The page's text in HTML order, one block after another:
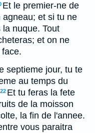
Et le premier-ne de
agneau; et si tu ne
la nuque. Tout
et on ne
septieme jour, tu te
au temps du
22 Et tu feras la fete
de la moisson
la fin de l'annee.
vous paraitra